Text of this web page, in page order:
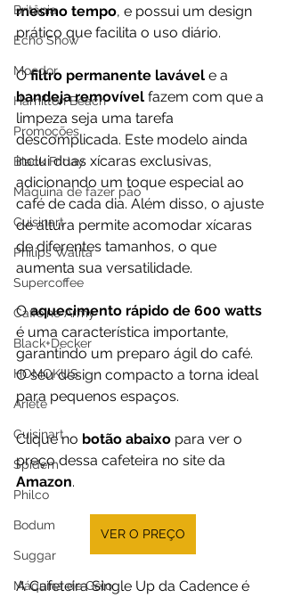
Britânia
Echo Show
Moedor
Hamilton Beach
Promoções
Black Friday
Máquina de fazer pão
Cuisinart
Philips Walita
Supercoffee
Caffeine Army
Black+Decker
HOMOKUS
Ariete
Cuisinart
Spidem
Philco
Bodum
Suggar
Máquina de Gelo
mesmo tempo, e possui um design
prático que facilita o uso diário.
O filtro permanente lavável e a
bandeja removível fazem com que a
limpeza seja uma tarefa
descomplicada. Este modelo ainda
inclui duas xícaras exclusivas,
adicionando um toque especial ao
café de cada dia. Além disso, o ajuste
de altura permite acomodar xícaras
de diferentes tamanhos, o que
aumenta sua versatilidade.
O aquecimento rápido de 600 watts
é uma característica importante,
garantindo um preparo ágil do café.
O seu design compacto a torna ideal
para pequenos espaços.
Clique no botão abaixo para ver o
preço dessa cafeteira no site da
Amazon.
VER O PREÇO
A Cafeteira Single Up da Cadence é